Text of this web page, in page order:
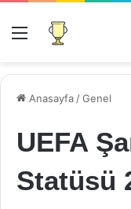
Menü
Anasayfa /Genel
UEFA
Statüsü